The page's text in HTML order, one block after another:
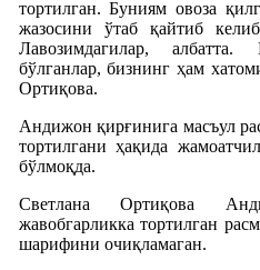
тортилган. Буниям овоза
жазосини ўтаб қайтиб
Лавозимдагилар,
бўлганлар, бизнинг ҳам
Ортиқова.
Андижон қирғинига масъул
тортилгани ҳақида
бўлмоқда.
Светлана Ортиқова
жавобгарликка тортилган
шарифини очиқламаган.